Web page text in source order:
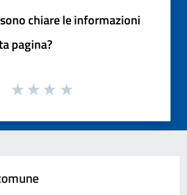
chiare le informazioni
pagina?